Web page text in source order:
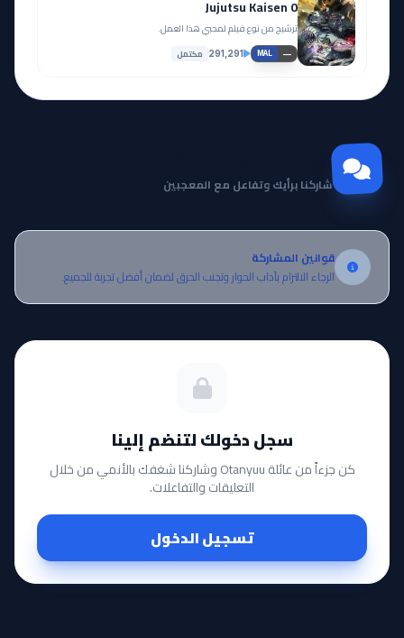
Jujutsu Kaisen 0
ترشيح من نوع فيلم لمحبي هذا العمل.
MAL —
291,291 مكتمل
مجتمع Otanyuu
شاركنا برأيك وتفاعل مع المعجبين
قوانين المشاركة
الرجاء الالتزام بآداب الحوار وتجنب الحرق لضمان أفضل تجربة للجميع.
سجل دخولك لتنضم إلينا
كن جزءاً من عائلة Otanyuu وشاركنا شغفك بالأنمي من خلال
التعليقات والتفاعلات.
تسجيل الدخول